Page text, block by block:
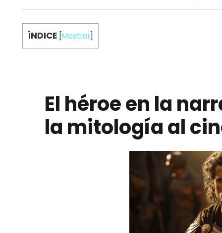
ÍNDICE Mostrar
El héroe en la
la mitología al